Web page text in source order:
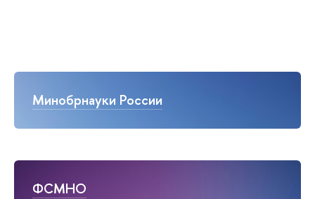
Минобрнауки России
ФСМНО